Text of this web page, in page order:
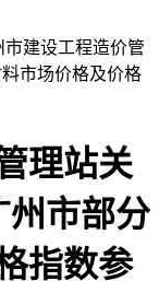
市建设工程造价管
市场价格及价格
理站关
州市部分
指数参